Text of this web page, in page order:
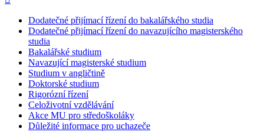
Dodatečné přijímací řízení do bakalářského studia
Dodatečné přijímací řízení do navazujícího magisterského
studia
Bakalářské studium
Navazující magisterské studium
Studium v angličtině
Doktorské studium
Rigorózní řízení
Celoživotní vzdělávání
Akce MU pro středoškoláky
Důležité informace pro uchazeče